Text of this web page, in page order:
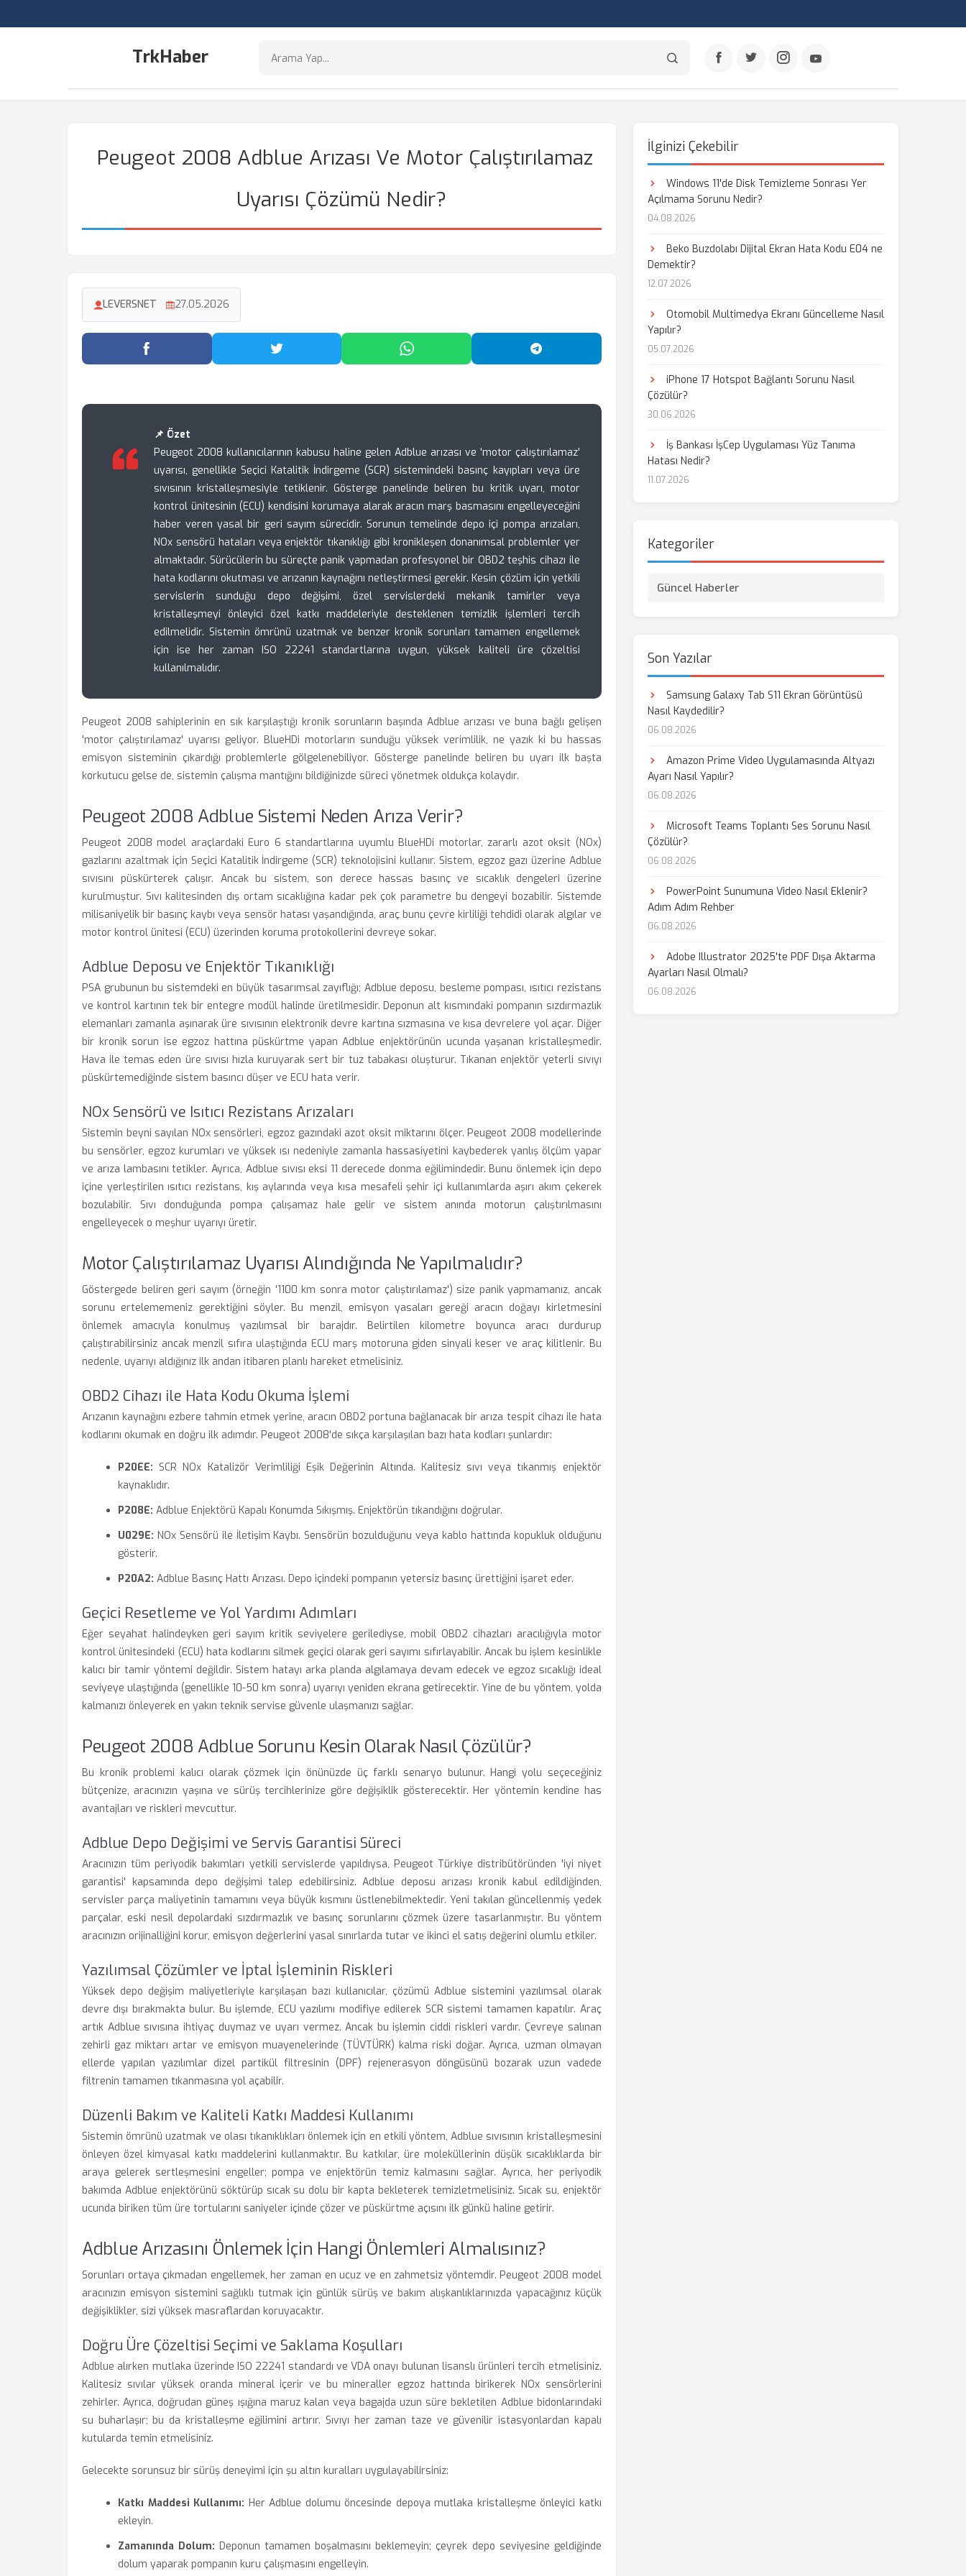
TrkHaber
Peugeot 2008 Adblue Arızası Ve Motor Çalıştırılamaz
Uyarısı Çözümü Nedir?
LEVERSNET 27.05.2026
Facebook'ta Paylaş Twitter'da Paylaş WhatsApp'ta Paylaş Telegram'da Paylaş
📌 Özet
Peugeot 2008 kullanıcılarının kabusu haline gelen Adblue arızası ve 'motor çalıştırılamaz'
uyarısı, genellikle Seçici Katalitik İndirgeme (SCR) sistemindeki basınç kayıpları veya üre
sıvısının kristalleşmesiyle tetiklenir. Gösterge panelinde beliren bu kritik uyarı, motor
kontrol ünitesinin (ECU) kendisini korumaya alarak aracın marş basmasını engelleyeceğini
haber veren yasal bir geri sayım sürecidir. Sorunun temelinde depo içi pompa arızaları,
NOx sensörü hataları veya enjektör tıkanıklığı gibi kronikleşen donanımsal problemler yer
almaktadır. Sürücülerin bu süreçte panik yapmadan profesyonel bir OBD2 teşhis cihazı ile
hata kodlarını okutması ve arızanın kaynağını netleştirmesi gerekir. Kesin çözüm için yetkili
servislerin sunduğu depo değişimi, özel servislerdeki mekanik tamirler veya
kristalleşmeyi önleyici özel katkı maddeleriyle desteklenen temizlik işlemleri tercih
edilmelidir. Sistemin ömrünü uzatmak ve benzer kronik sorunları tamamen engellemek
için ise her zaman ISO 22241 standartlarına uygun, yüksek kaliteli üre çözeltisi
kullanılmalıdır.
Peugeot 2008 sahiplerinin en sık karşılaştığı kronik sorunların başında Adblue arızası ve buna bağlı gelişen
'motor çalıştırılamaz' uyarısı geliyor. BlueHDi motorların sunduğu yüksek verimlilik, ne yazık ki bu hassas
emisyon sisteminin çıkardığı problemlerle gölgelenebiliyor. Gösterge panelinde beliren bu uyarı ilk başta
korkutucu gelse de, sistemin çalışma mantığını bildiğinizde süreci yönetmek oldukça kolaydır.
Peugeot 2008 Adblue Sistemi Neden Arıza Verir?
Peugeot 2008 model araçlardaki Euro 6 standartlarına uyumlu BlueHDi motorlar, zararlı azot oksit (NOx)
gazlarını azaltmak için Seçici Katalitik İndirgeme (SCR) teknolojisini kullanır. Sistem, egzoz gazı üzerine Adblue
sıvısını püskürterek çalışır. Ancak bu sistem, son derece hassas basınç ve sıcaklık dengeleri üzerine
kurulmuştur. Sıvı kalitesinden dış ortam sıcaklığına kadar pek çok parametre bu dengeyi bozabilir. Sistemde
milisaniyelik bir basınç kaybı veya sensör hatası yaşandığında, araç bunu çevre kirliliği tehdidi olarak algılar ve
motor kontrol ünitesi (ECU) üzerinden koruma protokollerini devreye sokar.
Adblue Deposu ve Enjektör Tıkanıklığı
PSA grubunun bu sistemdeki en büyük tasarımsal zayıflığı; Adblue deposu, besleme pompası, ısıtıcı rezistans
ve kontrol kartının tek bir entegre modül halinde üretilmesidir. Deponun alt kısmındaki pompanın sızdırmazlık
elemanları zamanla aşınarak üre sıvısının elektronik devre kartına sızmasına ve kısa devrelere yol açar. Diğer
bir kronik sorun ise egzoz hattına püskürtme yapan Adblue enjektörünün ucunda yaşanan kristalleşmedir.
Hava ile temas eden üre sıvısı hızla kuruyarak sert bir tuz tabakası oluşturur. Tıkanan enjektör yeterli sıvıyı
püskürtemediğinde sistem basıncı düşer ve ECU hata verir.
NOx Sensörü ve Isıtıcı Rezistans Arızaları
Sistemin beyni sayılan NOx sensörleri, egzoz gazındaki azot oksit miktarını ölçer. Peugeot 2008 modellerinde
bu sensörler, egzoz kurumları ve yüksek ısı nedeniyle zamanla hassasiyetini kaybederek yanlış ölçüm yapar
ve arıza lambasını tetikler. Ayrıca, Adblue sıvısı eksi 11 derecede donma eğilimindedir. Bunu önlemek için depo
içine yerleştirilen ısıtıcı rezistans, kış aylarında veya kısa mesafeli şehir içi kullanımlarda aşırı akım çekerek
bozulabilir. Sıvı donduğunda pompa çalışamaz hale gelir ve sistem anında motorun çalıştırılmasını
engelleyecek o meşhur uyarıyı üretir.
Motor Çalıştırılamaz Uyarısı Alındığında Ne Yapılmalıdır?
Göstergede beliren geri sayım (örneğin '1100 km sonra motor çalıştırılamaz') size panik yapmamanız, ancak
sorunu ertelememeniz gerektiğini söyler. Bu menzil, emisyon yasaları gereği aracın doğayı kirletmesini
önlemek amacıyla konulmuş yazılımsal bir barajdır. Belirtilen kilometre boyunca aracı durdurup
çalıştırabilirsiniz ancak menzil sıfıra ulaştığında ECU marş motoruna giden sinyali keser ve araç kilitlenir. Bu
nedenle, uyarıyı aldığınız ilk andan itibaren planlı hareket etmelisiniz.
OBD2 Cihazı ile Hata Kodu Okuma İşlemi
Arızanın kaynağını ezbere tahmin etmek yerine, aracın OBD2 portuna bağlanacak bir arıza tespit cihazı ile hata
kodlarını okumak en doğru ilk adımdır. Peugeot 2008'de sıkça karşılaşılan bazı hata kodları şunlardır:
P20EE: SCR NOx Katalizör Verimliliği Eşik Değerinin Altında. Kalitesiz sıvı veya tıkanmış enjektör
kaynaklıdır.
P208E: Adblue Enjektörü Kapalı Konumda Sıkışmış. Enjektörün tıkandığını doğrular.
U029E: NOx Sensörü ile İletişim Kaybı. Sensörün bozulduğunu veya kablo hattında kopukluk olduğunu
gösterir.
P20A2: Adblue Basınç Hattı Arızası. Depo içindeki pompanın yetersiz basınç ürettiğini işaret eder.
Geçici Resetleme ve Yol Yardımı Adımları
Eğer seyahat halindeyken geri sayım kritik seviyelere gerilediyse, mobil OBD2 cihazları aracılığıyla motor
kontrol ünitesindeki (ECU) hata kodlarını silmek geçici olarak geri sayımı sıfırlayabilir. Ancak bu işlem kesinlikle
kalıcı bir tamir yöntemi değildir. Sistem hatayı arka planda algılamaya devam edecek ve egzoz sıcaklığı ideal
seviyeye ulaştığında (genellikle 10-50 km sonra) uyarıyı yeniden ekrana getirecektir. Yine de bu yöntem, yolda
kalmanızı önleyerek en yakın teknik servise güvenle ulaşmanızı sağlar.
Peugeot 2008 Adblue Sorunu Kesin Olarak Nasıl Çözülür?
Bu kronik problemi kalıcı olarak çözmek için önünüzde üç farklı senaryo bulunur. Hangi yolu seçeceğiniz
bütçenize, aracınızın yaşına ve sürüş tercihlerinize göre değişiklik gösterecektir. Her yöntemin kendine has
avantajları ve riskleri mevcuttur.
Adblue Depo Değişimi ve Servis Garantisi Süreci
Aracınızın tüm periyodik bakımları yetkili servislerde yapıldıysa, Peugeot Türkiye distribütöründen 'iyi niyet
garantisi' kapsamında depo değişimi talep edebilirsiniz. Adblue deposu arızası kronik kabul edildiğinden,
servisler parça maliyetinin tamamını veya büyük kısmını üstlenebilmektedir. Yeni takılan güncellenmiş yedek
parçalar, eski nesil depolardaki sızdırmazlık ve basınç sorunlarını çözmek üzere tasarlanmıştır. Bu yöntem
aracınızın orijinalliğini korur, emisyon değerlerini yasal sınırlarda tutar ve ikinci el satış değerini olumlu etkiler.
Yazılımsal Çözümler ve İptal İşleminin Riskleri
Yüksek depo değişim maliyetleriyle karşılaşan bazı kullanıcılar, çözümü Adblue sistemini yazılımsal olarak
devre dışı bırakmakta bulur. Bu işlemde, ECU yazılımı modifiye edilerek SCR sistemi tamamen kapatılır. Araç
artık Adblue sıvısına ihtiyaç duymaz ve uyarı vermez. Ancak bu işlemin ciddi riskleri vardır. Çevreye salınan
zehirli gaz miktarı artar ve emisyon muayenelerinde (TÜVTÜRK) kalma riski doğar. Ayrıca, uzman olmayan
ellerde yapılan yazılımlar dizel partikül filtresinin (DPF) rejenerasyon döngüsünü bozarak uzun vadede
filtrenin tamamen tıkanmasına yol açabilir.
Düzenli Bakım ve Kaliteli Katkı Maddesi Kullanımı
Sistemin ömrünü uzatmak ve olası tıkanıklıkları önlemek için en etkili yöntem, Adblue sıvısının kristalleşmesini
önleyen özel kimyasal katkı maddelerini kullanmaktır. Bu katkılar, üre moleküllerinin düşük sıcaklıklarda bir
araya gelerek sertleşmesini engeller; pompa ve enjektörün temiz kalmasını sağlar. Ayrıca, her periyodik
bakımda Adblue enjektörünü söktürüp sıcak su dolu bir kapta bekleterek temizletmelisiniz. Sıcak su, enjektör
ucunda biriken tüm üre tortularını saniyeler içinde çözer ve püskürtme açısını ilk günkü haline getirir.
Adblue Arızasını Önlemek İçin Hangi Önlemleri Almalısınız?
Sorunları ortaya çıkmadan engellemek, her zaman en ucuz ve en zahmetsiz yöntemdir. Peugeot 2008 model
aracınızın emisyon sistemini sağlıklı tutmak için günlük sürüş ve bakım alışkanlıklarınızda yapacağınız küçük
değişiklikler, sizi yüksek masraflardan koruyacaktır.
Doğru Üre Çözeltisi Seçimi ve Saklama Koşulları
Adblue alırken mutlaka üzerinde ISO 22241 standardı ve VDA onayı bulunan lisanslı ürünleri tercih etmelisiniz.
Kalitesiz sıvılar yüksek oranda mineral içerir ve bu mineraller egzoz hattında birikerek NOx sensörlerini
zehirler. Ayrıca, doğrudan güneş ışığına maruz kalan veya bagajda uzun süre bekletilen Adblue bidonlarındaki
su buharlaşır; bu da kristalleşme eğilimini artırır. Sıvıyı her zaman taze ve güvenilir istasyonlardan kapalı
kutularda temin etmelisiniz.
Gelecekte sorunsuz bir sürüş deneyimi için şu altın kuralları uygulayabilirsiniz:
Katkı Maddesi Kullanımı: Her Adblue dolumu öncesinde depoya mutlaka kristalleşme önleyici katkı
ekleyin.
Zamanında Dolum: Deponun tamamen boşalmasını beklemeyin; çeyrek depo seviyesine geldiğinde
dolum yaparak pompanın kuru çalışmasını engelleyin.
İlginizi Çekebilir
Windows 11'de Disk Temizleme Sonrası Yer
Açılmama Sorunu Nedir?
04.08.2026
Beko Buzdolabı Dijital Ekran Hata Kodu E04 ne
Demektir?
12.07.2026
Otomobil Multimedya Ekranı Güncelleme Nasıl
Yapılır?
05.07.2026
iPhone 17 Hotspot Bağlantı Sorunu Nasıl
Çözülür?
30.06.2026
İş Bankası İşCep Uygulaması Yüz Tanıma
Hatası Nedir?
11.07.2026
Kategoriler
Güncel Haberler
Son Yazılar
Samsung Galaxy Tab S11 Ekran Görüntüsü
Nasıl Kaydedilir?
06.08.2026
Amazon Prime Video Uygulamasında Altyazı
Ayarı Nasıl Yapılır?
06.08.2026
Microsoft Teams Toplantı Ses Sorunu Nasıl
Çözülür?
06.08.2026
PowerPoint Sunumuna Video Nasıl Eklenir?
Adım Adım Rehber
06.08.2026
Adobe Illustrator 2025'te PDF Dışa Aktarma
Ayarları Nasıl Olmalı?
06.08.2026